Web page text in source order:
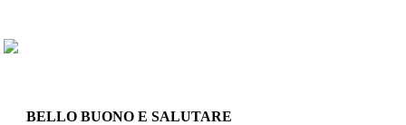
BELLO BUONO E SALUTARE